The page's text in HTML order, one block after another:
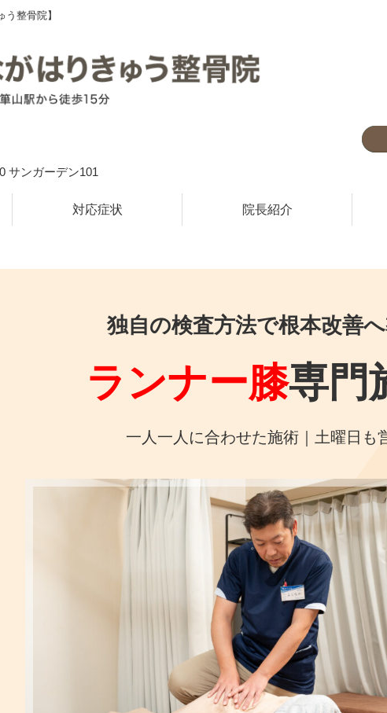
整骨院】
サンガーデン101
対応症状 院長紹介
査方法で根本改善へ導く
ー膝
施術】よしながはりきゅう整骨院